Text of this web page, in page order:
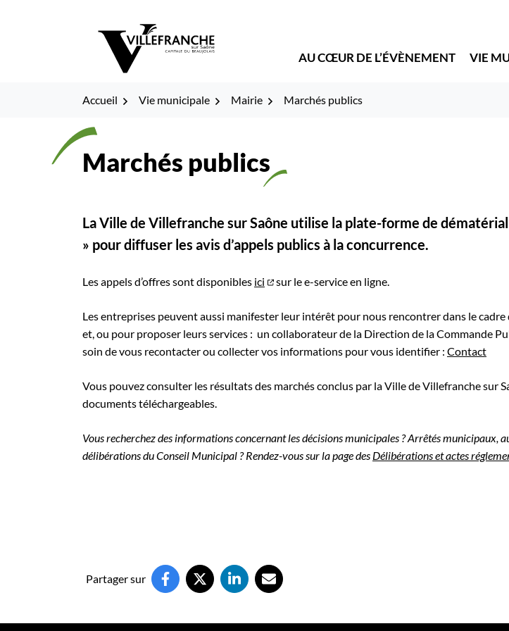
AU CŒUR DE L’ÉVÈNEMENT VIE
Accueil Vie municipale Mairie Marchés publics
Marchés publics
La Ville de Villefranche sur Saône utilise la plate-forme de
» pour diffuser les avis d’appels publics à la concurrence.
Les appels d’offres sont disponibles ici sur le e-service en ligne.
Les entreprises peuvent aussi manifester leur intérêt pour nous rencontrer dans le cadre
et, ou pour proposer leurs services : un collaborateur de la Direction de la Commande
soin de vous recontacter ou collecter vos informations pour vous identifier : Contact
Vous pouvez consulter les résultats des marchés conclus par la Ville de Villefranche sur
documents téléchargeables.
Vous recherchez des informations concernant les décisions municipales ? Arrêtés municipaux,
délibérations du Conseil Municipal ? Rendez-vous sur la page des Délibérations et actes
Partager sur